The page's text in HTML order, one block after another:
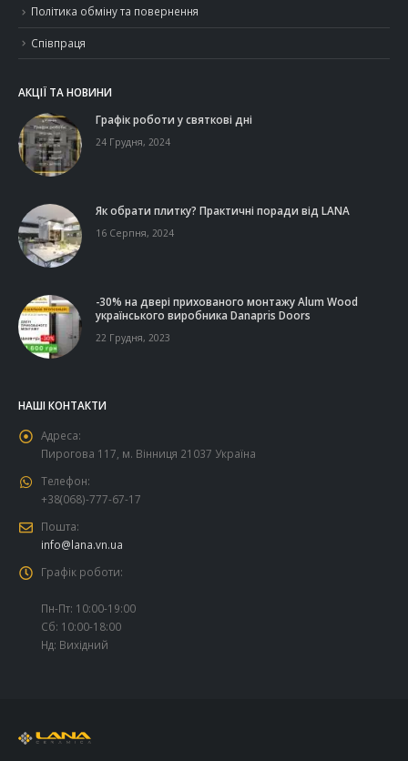
Політика обміну та повернення
Співпраця
АКЦІЇ ТА НОВИНИ
Графік роботи у святкові дні
24 Грудня, 2024
Як обрати плитку? Практичні поради від LANA
16 Серпня, 2024
-30% на двері прихованого монтажу Alum Wood
українського виробника Danapris Doors
22 Грудня, 2023
НАШІ КОНТАКТИ
Адреса:
Пирогова 117, м. Вінниця 21037 Україна
Телефон:
+38(068)-777-67-17
Пошта:
info@lana.vn.ua
Графік роботи:
Пн-Пт: 10:00-19:00
Сб: 10:00-18:00
Нд: Вихідний